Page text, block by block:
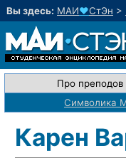
Вы здесь: МАИ♥СтЭн >
Про
Символика
Карен